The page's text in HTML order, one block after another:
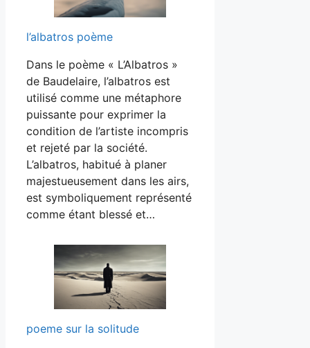
l’albatros poème
Dans le poème « L’Albatros »
de Baudelaire, l’albatros est
utilisé comme une métaphore
puissante pour exprimer la
condition de l’artiste incompris
et rejeté par la société.
L’albatros, habitué à planer
majestueusement dans les airs,
est symboliquement représenté
comme étant blessé et…
poeme sur la solitude